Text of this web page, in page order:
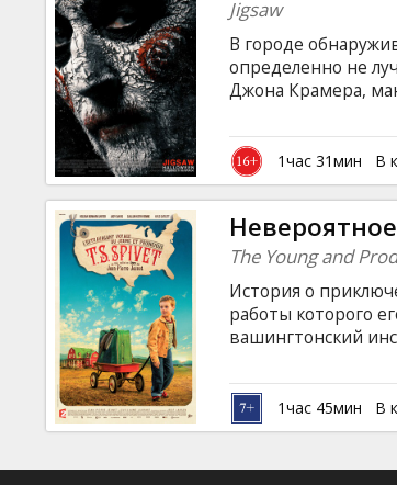
Jigsaw
В городе
определенно не
Джона Крамера,
английском языке
1час 31мин В
The Young and
История о
работы которого
вашингтонский
докладом.
страну… Фильм в
латышском и
1час 45мин В